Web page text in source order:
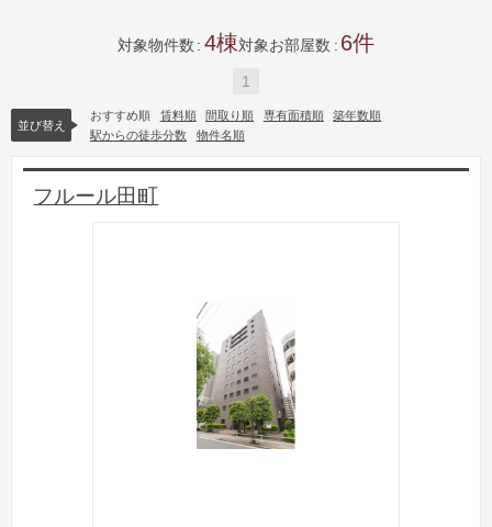
対象物件数 4 対象お部屋数 6
1
並び替え
おすすめ順 賃料順 間取り順 専有面積順
築年数順
駅からの徒歩分数
物件名順
フルール田町